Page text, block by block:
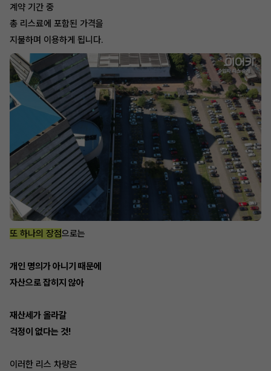
계약 기간 중
총 리스료에 포함된 가격을
지불하며 이용하게 됩니다.
또 하나의 장점으로는
개인 명의가 아니기 때문에
자산으로 잡히지 않아
재산세가 올라갈
걱정이 없다는 것!
이러한 리스 차량은